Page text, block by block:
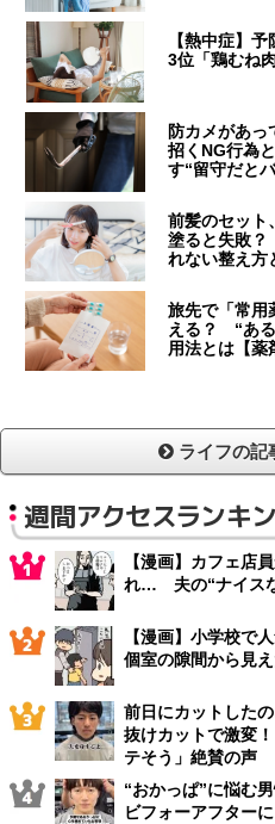
【熱中症】
3位「鶏むね
防カメがあ
招くNG行為
す“留守だと
前髪のセット
塗ると失敗
れない整え方
旅先で「常
える？ “ある
用法とは【薬
ライフの記
週間アクセスランキ
【漫画】カフェ店
れ… 夫の“ナイスな
【漫画】小学校で
個室の隙間から見
前日にカットした
抜けカットで激変
テそう」絶賛の声
“おかっぱ”に悩む
ビフォーアフター